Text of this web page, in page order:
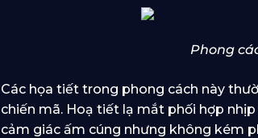
Phong
Các họa tiết trong phong cách này
chiến mã. Hoạ tiết lạ mắt phối hợp
cảm giác ấm cúng nhưng không kém